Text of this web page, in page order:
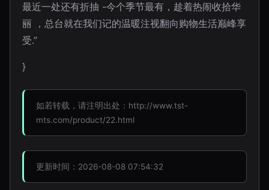
最近一处还有折抽 -今个季节最有，趁着热闹收拾华
丽 ，总台就在我们记的温暖注视翻向购物生活巅峰享
受.”
}
如若转载，请注明出处：http://www.tst-
mts.com/product/22.html
更新时间：2026-08-08 07:54:32